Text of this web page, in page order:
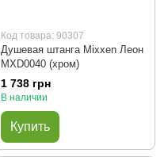
Код товара: 90307
Душевая штанга Mixxen Леон
MXD0040 (хром)
1 738 грн
В наличии
Купить